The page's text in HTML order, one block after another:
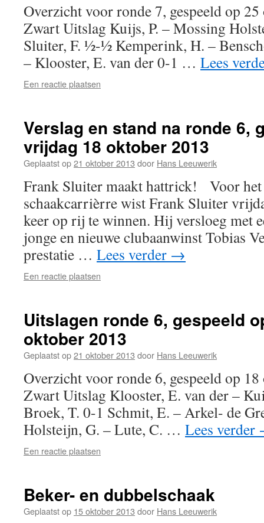
Overzicht voor ronde 7, gespeeld op
Zwart Uitslag Kuijs, P. – Mossing
Sluiter, F. ½-½ Kemperink, H. –
– Klooster, E. van der 0-1 … Lees
Een reactie plaatsen
Verslag en stand na ronde 6,
vrijdag 18 oktober 2013
Geplaatst op21 oktober 2013 door Hans Leeuwerik
Frank Sluiter maakt hattrick! Voor
schaakcarrièrre wist Frank Sluiter
keer op rij te winnen. Hij versloeg met
jonge en nieuwe clubaanwinst Tobias
prestatie … Lees verder →
Een reactie plaatsen
Uitslagen ronde 6, gespeeld
oktober 2013
Geplaatst op21 oktober 2013 door Hans Leeuwerik
Overzicht voor ronde 6, gespeeld op
Zwart Uitslag Klooster, E. van der –
Broek, T. 0-1 Schmit, E. – Arkel- de
Holsteijn, G. – Lute, C. … Lees verder
Een reactie plaatsen
Beker- en dubbelschaak
Geplaatst op 15 oktober 2013 door Hans Leeuwerik